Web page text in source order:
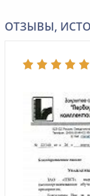
ОТЗЫВЫ,